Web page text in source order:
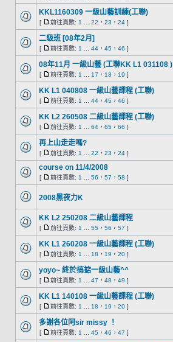
KKL1160309 一級山藝訓練(工聯)
[ 前往頁數: 1 22 ， 23 ， 24 ]
二級班 [08年2月]
[ 前往頁數: 1 44 ， 45 ， 46 ]
08年11月 一級山藝 (工聯KK L1 031108 )
[ 前往頁數: 1 17 ， 18 ， 19 ]
KK L1 040808 一級山藝課程 (工聯)
[ 前往頁數: 1 44 ， 45 ， 46 ]
KK L2 260508 二級山藝課程 (工聯)
[ 前往頁數: 1 64 ， 65 ， 66 ]
再上山走走嗎?
[ 前往頁數: 1 22 ， 23 ， 24 ]
course on 11/4/2008
[ 前往頁數: 1 56 ， 57 ， 58 ]
2008黑夜力K
KK L2 250208 二級山藝課程
[ 前往頁數: 1 55 ， 56 ， 57 ]
KK L1 260208 一級山藝課程 (工聯)
[ 前往頁數: 1 18 ， 19 ， 20 ]
yoyo~ 終於搞掂一級山藝^^
[ 前往頁數: 1 47 ， 48 ， 49 ]
KK L1 140108 一級山藝課程 (工聯)
[ 前往頁數: 1 18 ， 19 ， 20 ]
多謝各位阿sir missy ！
[ 前往頁數: 1 45 ， 46 ， 47 ]